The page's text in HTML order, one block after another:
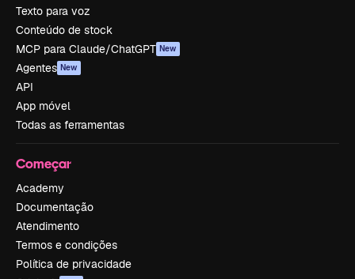
Texto para voz
Conteúdo de stock
MCP para Claude/ChatGPT New
Agentes New
API
App móvel
Todas as ferramentas
Começar
Academy
Documentação
Atendimento
Termos e condições
Política de privacidade